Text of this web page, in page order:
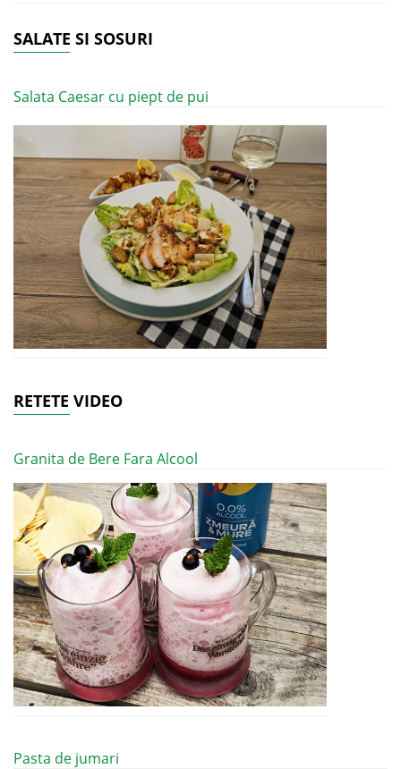
SALATE SI SOSURI
Salata Caesar cu piept de pui
RETETE VIDEO
Granita de Bere Fara Alcool
Pasta de jumari